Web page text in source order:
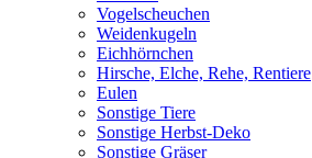
Vogelscheuchen
Weidenkugeln
Eichhörnchen
Hirsche, Elche, Rehe, Rentiere
Eulen
Sonstige Tiere
Sonstige Herbst-Deko
Sonstige Gräser